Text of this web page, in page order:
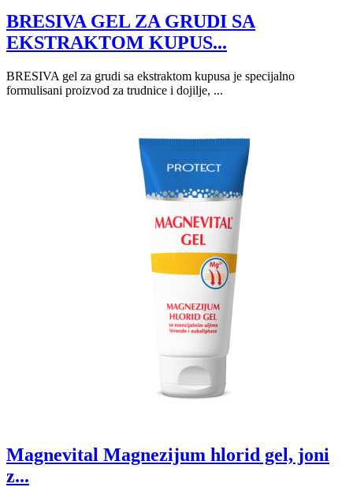
BRESIVA GEL ZA GRUDI SA
EKSTRAKTOM KUPUS...
BRESIVA gel za grudi sa ekstraktom kupusa je specijalno
formulisani proizvod za trudnice i dojilje, ...
Magnevital Magnezijum hlorid gel, joni
z...